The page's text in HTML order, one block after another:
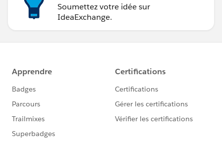
Soumettez votre idée sur
IdeaExchange.